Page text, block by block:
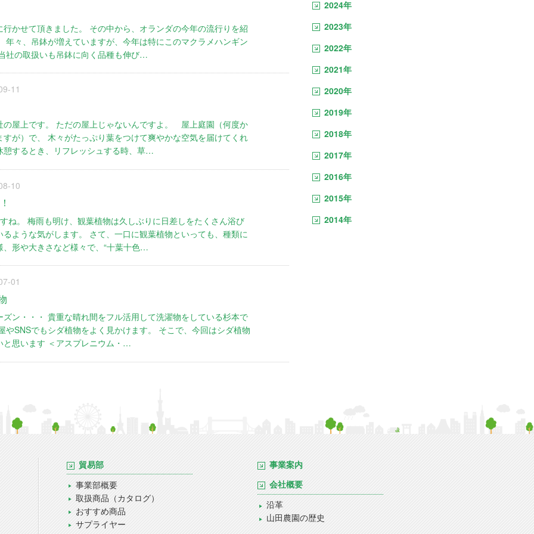
かせて頂きました。 その中から、オランダの今年の流行りを紹
年々、吊鉢が増えていますが、今年は特にこのマクラメハンギン
社の取扱いも吊鉢に向く品種も伸び…
11
の屋上です。 ただの屋上じゃないんですよ。 屋上庭園（何度か
が）で、 木々がたっぷり葉をつけて爽やかな空気を届けてくれ
憩するとき、リフレッシュする時、草…
10
ね。 梅雨も明け、観葉植物は久しぶりに日差しをたくさん浴び
ような気がします。 さて、一口に観葉植物といっても、種類に
、形や大きさなど様々で、“十葉十色…
01
ン・・・ 貴重な晴れ間をフル活用して洗濯物をしている杉本で
やSNSでもシダ植物をよく見かけます。 そこで、今回はシダ植物
と思います ＜アスプレニウム・…
2024年
2023年
2022年
2021年
2020年
2019年
2018年
2017年
2016年
2015年
2014年
貿易部
事業部概要
取扱商品（カタログ）
おすすめ商品
サプライヤー
事業案内
会社概要
沿革
山田農園の歴史